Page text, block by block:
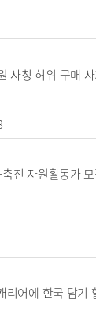
사칭 허위 구매
전 자원활동가
리어에 한국 담기